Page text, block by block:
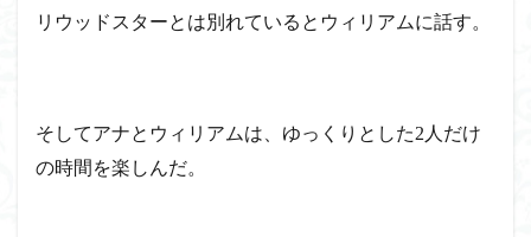
リウッドスターとは別れているとウィリアムに話す。
そしてアナとウィリアムは、ゆっくりとした2人だけ
の時間を楽しんだ。